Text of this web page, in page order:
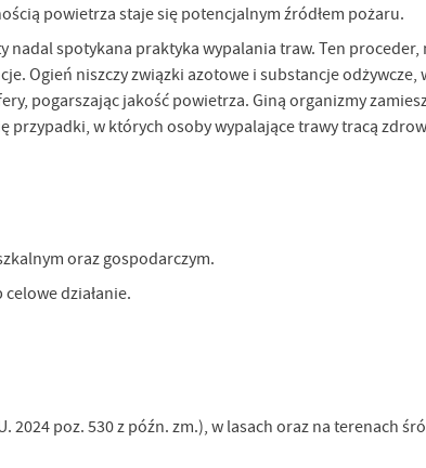
powietrza staje się potencjalnym źródłem pożaru.
nadal spotykana praktyka wypalania traw. Ten proceder,
Ogień niszczy związki azotowe i substancje odżywcze,
pogarszając jakość powietrza. Giną organizmy
przypadki, w których osoby wypalające trawy tracą
oraz gospodarczym.
działanie.
2024 poz. 530 z późn. zm.), w lasach oraz na terenach